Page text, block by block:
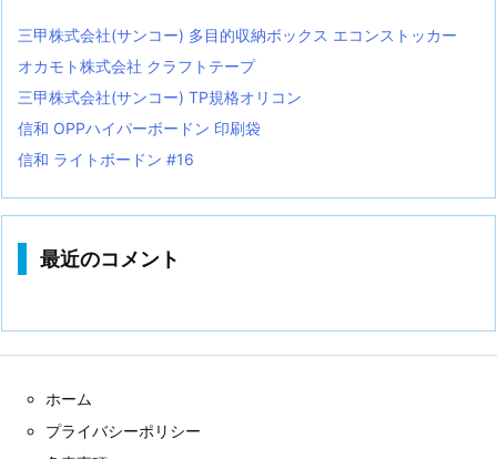
三甲株式会社(サンコー) 多目的収納ボックス エコンストッカー
オカモト株式会社 クラフトテープ
三甲株式会社(サンコー) TP規格オリコン
信和 OPPハイパーボードン 印刷袋
信和 ライトボードン #16
最近のコメント
ホーム
プライバシーポリシー